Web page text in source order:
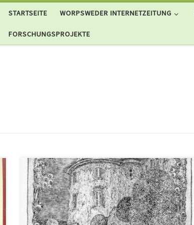
STARTSEITE WORPSWEDER INTERNETZEITUNG
FORSCHUNGSPROJEKTE
Das Albert König-Museum in Unterlüß bei Celle, das
Ostholsteinmuseum in Eutin, Schloss Achberg im
Landkreis Ravensburg, das Kunsthaus Apolda, das
Stadtmuseum im rheinländischen Langenfeld und das
Dithmarscher Landesmuseum in Meldorf an der